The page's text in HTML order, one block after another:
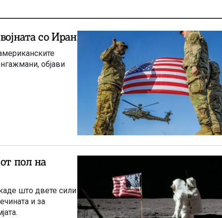
со Иран
објави
пол на
што двете сили
и за